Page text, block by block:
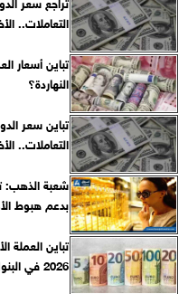
التعاملات..
تباين أسعار
النهاردة؟
التعاملات..
بدعم هبوط
2026 في البنوك